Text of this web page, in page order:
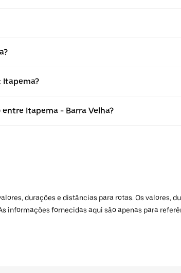
Itapema?
Itapema - Barra Velha?
durações e distâncias para rotas. Os valores,
fornecidas aqui são apenas para